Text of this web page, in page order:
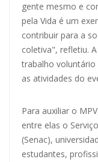
gente mesmo e
pela Vida é um
contribuir para a
coletiva", refletiu.
trabalho
as atividades do
Para auxiliar o
entre elas o
(Senac),
estudantes,